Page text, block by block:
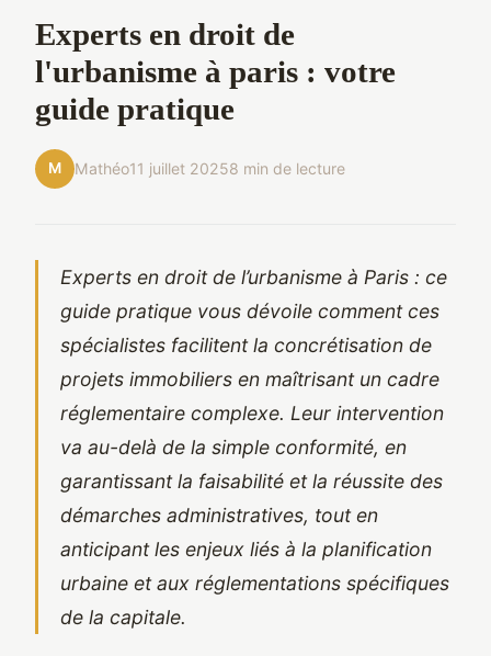
Experts en droit de
l'urbanisme à paris : votre
guide pratique
M Mathéo11 juillet 20258 min de lecture
Experts en droit de l’urbanisme à Paris : ce
guide pratique vous dévoile comment ces
spécialistes facilitent la concrétisation de
projets immobiliers en maîtrisant un cadre
réglementaire complexe. Leur intervention
va au-delà de la simple conformité, en
garantissant la faisabilité et la réussite des
démarches administratives, tout en
anticipant les enjeux liés à la planification
urbaine et aux réglementations spécifiques
de la capitale.